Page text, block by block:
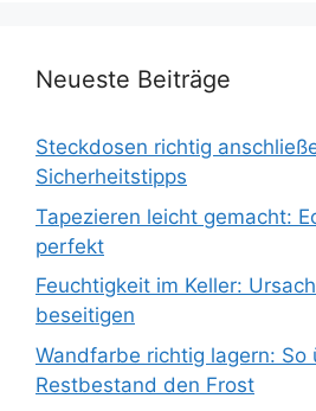
Neueste Beiträge
Steckdosen richtig
Sicherheitstipps
Tapezieren leicht gemacht:
perfekt
Feuchtigkeit im Keller:
beseitigen
Wandfarbe richtig lagern: So
Restbestand den Frost